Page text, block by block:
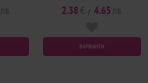
2.38 / 4.65
ВАРИАНТИ